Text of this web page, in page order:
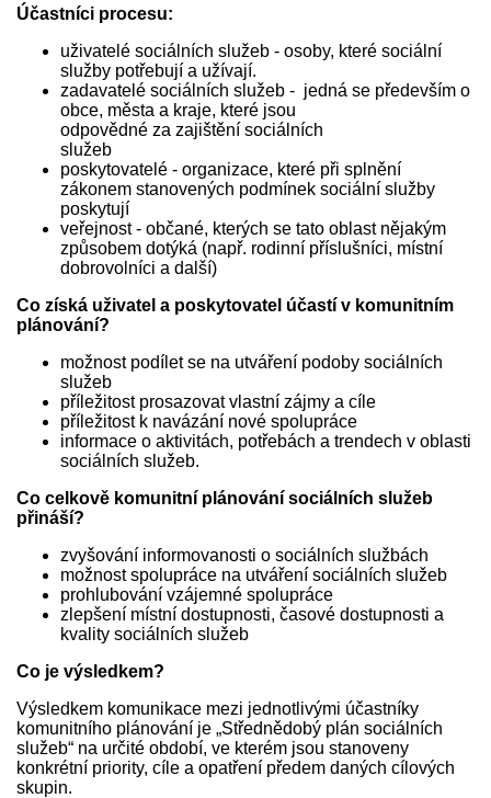
Účastníci procesu:
uživatelé sociálních služeb - osoby, které sociální
služby potřebují a užívají.
zadavatelé sociálních služeb - jedná se především o
obce, města a kraje, které jsou
odpovědné za zajištění sociálních
služeb
poskytovatelé - organizace, které při splnění
zákonem stanovených podmínek sociální služby
poskytují
veřejnost - občané, kterých se tato oblast nějakým
způsobem dotýká (např. rodinní příslušníci, místní
dobrovolníci a další)
Co získá uživatel a poskytovatel účastí v komunitním
plánování?
možnost podílet se na utváření podoby sociálních
služeb
příležitost prosazovat vlastní zájmy a cíle
příležitost k navázání nové spolupráce
informace o aktivitách, potřebách a trendech v oblasti
sociálních služeb.
Co celkově komunitní plánování sociálních služeb
přináší?
zvyšování informovanosti o sociálních službách
možnost spolupráce na utváření sociálních služeb
prohlubování vzájemné spolupráce
zlepšení místní dostupnosti, časové dostupnosti a
kvality sociálních služeb
Co je výsledkem?
Výsledkem komunikace mezi jednotlivými účastníky
komunitního plánování je „Střednědobý plán sociálních
služeb“ na určité období, ve kterém jsou stanoveny
konkrétní priority, cíle a opatření předem daných cílových
skupin.